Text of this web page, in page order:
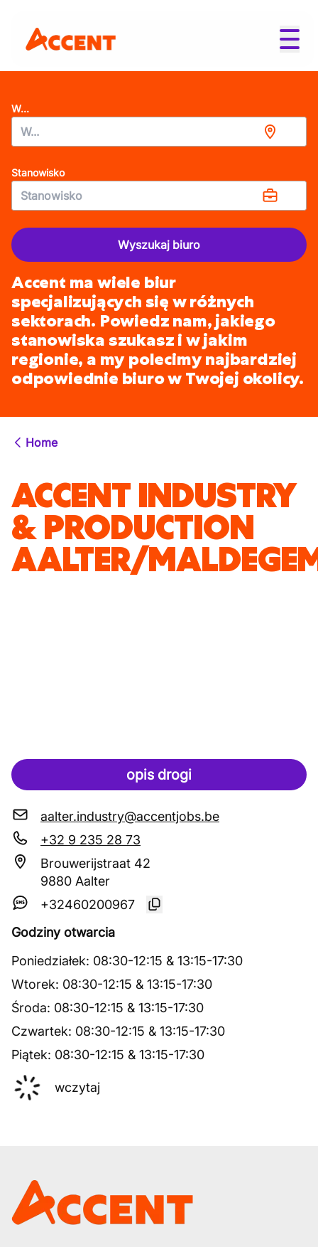
W...
Stanowisko
Wyszukaj biuro
Accent ma wiele biur
specjalizujących się w różnych
sektorach. Powiedz nam, jakiego
stanowiska szukasz i w jakim
regionie, a my polecimy najbardziej
odpowiednie biuro w Twojej okolicy.
Home
ACCENT INDUSTRY
& PRODUCTION
AALTER/
opis drogi
aalter.industry@accentjobs.be
+32 9 235 28 73
Brouwerijstraat 42
9880 Aalter
+32460200967
Godziny otwarcia
Poniedziałek: 08:30-12:15 & 13:15-17:30
Wtorek: 08:30-12:15 & 13:15-17:30
Środa: 08:30-12:15 & 13:15-17:30
Czwartek: 08:30-12:15 & 13:15-17:30
Piątek: 08:30-12:15 & 13:15-17:30
wczytaj